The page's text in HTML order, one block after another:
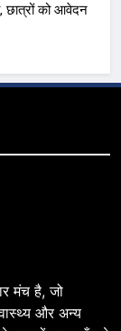
छात्रों को आवेदन
मंच है, जो
और अन्य